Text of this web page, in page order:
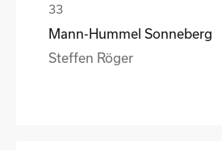
Mann-Hummel Sonneberg
Steffen Röger